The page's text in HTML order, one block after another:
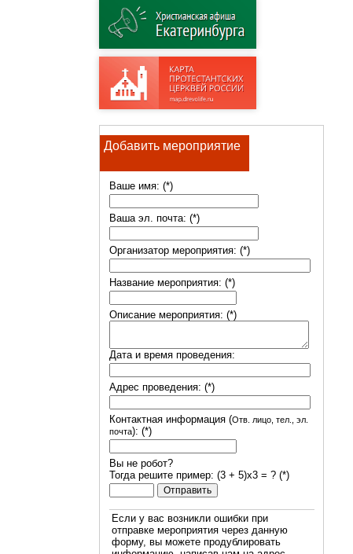
Добавить мероприятие
Ваше имя: (*)
Ваша эл. почта: (*)
Организатор мероприятия: (*)
Название мероприятия: (*)
Описание мероприятия: (*)
Дата и время проведения:
Адрес проведения: (*)
Контактная информация (Отв. лицо, тел., эл.
почта): (*)
Вы не робот?
Тогда решите пример: (3 + 5)х3 = ? (*)
Если у вас возникли ошибки при
отправке мероприятия через данную
форму, вы можете продублировать